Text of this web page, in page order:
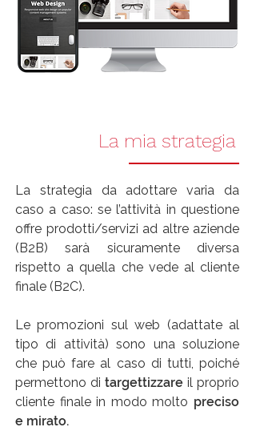
La mia strategia
La strategia da adottare varia da
caso a caso: se l’attività in questione
offre prodotti/servizi ad altre aziende
(B2B) sarà sicuramente diversa
rispetto a quella che vede al cliente
finale (B2C).
Le promozioni sul web (adattate al
tipo di attività) sono una soluzione
che può fare al caso di tutti, poiché
permettono di targettizzare il proprio
cliente finale in modo molto preciso
e mirato.